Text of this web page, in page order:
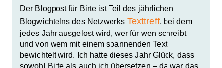
Der Blogpost für Birte ist Teil des jährlichen
Blogwichtelns des NetzwerksTexttreff, bei dem
jedes Jahr ausgelost wird, wer für wen schreibt
und von wem mit einem spannenden Text
bewichtelt wird. Ich hatte dieses Jahr Glück, dass
sowohl Birte als auch ich übersetzen – da war das